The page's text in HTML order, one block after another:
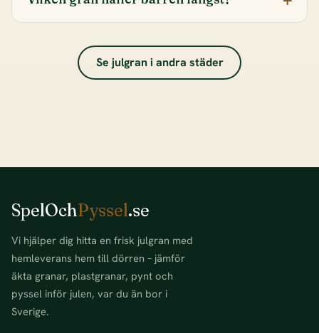
Se julgran i andra städer
SpelOchPyssel.se
Vi hjälper dig hitta en frisk julgran med
hemleverans hem till dörren – jämför
äkta granar, plastgranar, pynt och
pyssel inför julen, var du än bor i
Sverige.